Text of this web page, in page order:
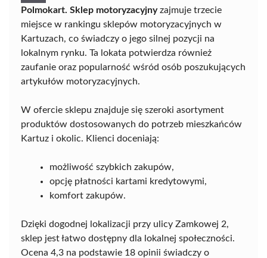
Polmokart. Sklep motoryzacyjnyzajmuje trzecie
miejsce w rankingu sklepów motoryzacyjnych w
Kartuzach, co świadczy o jego silnej pozycji na
lokalnym rynku. Ta lokata potwierdza również
zaufanie oraz popularność wśród osób poszukujących
artykułów motoryzacyjnych.
W ofercie sklepu znajduje się szeroki asortyment
produktów dostosowanych do potrzeb mieszkańców
Kartuz i okolic. Klienci doceniają:
możliwość szybkich zakupów,
opcję płatności kartami kredytowymi,
komfort zakupów.
Dzięki dogodnej lokalizacji przy ulicy Zamkowej 2,
sklep jest łatwo dostępny dla lokalnej społeczności.
Ocena 4,3 na podstawie 18 opinii świadczy o